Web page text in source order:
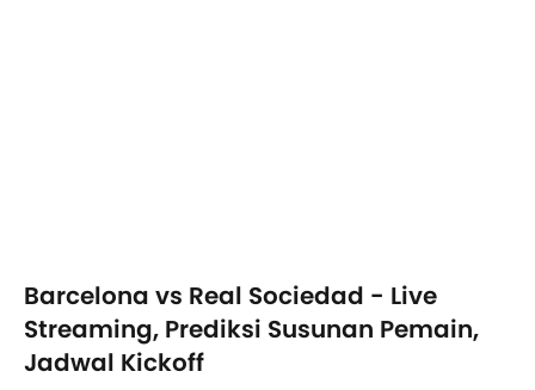
Barcelona vs Real Sociedad - Live
Streaming, Prediksi Susunan Pemain,
Jadwal Kickoff